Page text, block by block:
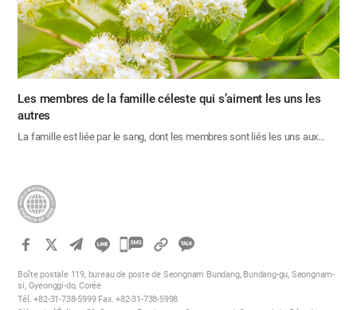
Les membres de la famille céleste qui s’aiment les uns les
autres
La famille est liée par le sang, dont les membres sont liés les uns aux…
카
오
Boîte postale 119, bureau de poste de Seongnam Bundang, Bundang-gu, Seongnam-
si, Gyeonggi-do, Corée
Tél. +82-31-738-5999 Fax. +82-31-738-5998